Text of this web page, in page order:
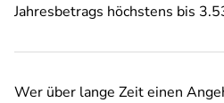
Jahresbetrags höchstens bis
Wer über lange Zeit einen